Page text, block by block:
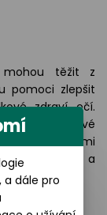
těžit z
pomoci zlepšit
zdraví očí.
je střídavé
může být velmi
či nahoru a
dále pro